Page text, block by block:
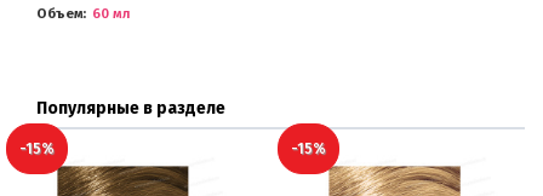
Объем
60 мл
Популярные в разделе
-15% -15%